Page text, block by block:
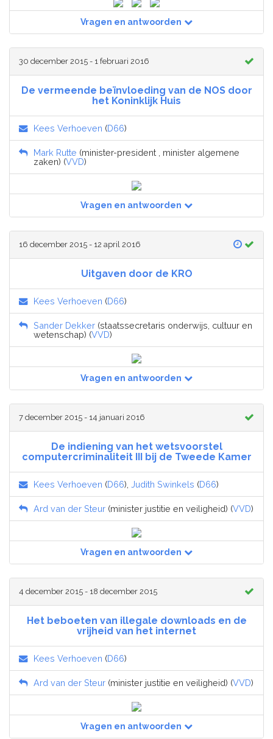
Vragen en antwoorden
30 december 2015 - 1 februari 2016
De vermeende beïnvloeding van de NOS door
het Koninklijk Huis
Kees Verhoeven (D66)
Mark Rutte (minister-president , minister algemene
zaken) (VVD)
Vragen en antwoorden
16 december 2015 - 12 april 2016
Uitgaven door de KRO
Kees Verhoeven (D66)
Sander Dekker (staatssecretaris onderwijs, cultuur en
wetenschap) (VVD)
Vragen en antwoorden
7 december 2015 - 14 januari 2016
De indiening van het wetsvoorstel
computercriminaliteit III bij de Tweede Kamer
Kees Verhoeven (D66), Judith Swinkels (D66)
Ard van der Steur (minister justitie en veiligheid) (VVD)
Vragen en antwoorden
4 december 2015 - 18 december 2015
Het beboeten van illegale downloads en de
vrijheid van het internet
Kees Verhoeven (D66)
Ard van der Steur (minister justitie en veiligheid) (VVD)
Vragen en antwoorden